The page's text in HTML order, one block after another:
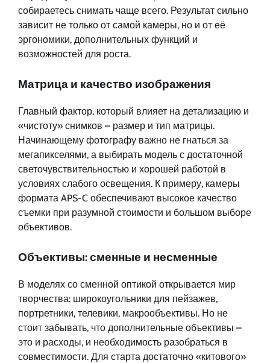
собираетесь снимать чаще всего. Результат сильно
зависит не только от самой камеры, но и от её
эргономики, дополнительных функций и
возможностей для роста.
Матрица и качество изображения
Главный фактор, который влияет на детализацию и
«чистоту» снимков – размер и тип матрицы.
Начинающему фотографу важно не гнаться за
мегапикселями, а выбирать модель с достаточной
светочувствительностью и хорошей работой в
условиях слабого освещения. К примеру, камеры
формата APS-C обеспечивают высокое качество
съемки при разумной стоимости и большом выборе
объективов.
Объективы: сменные и несменные
В моделях со сменной оптикой открывается мир
творчества: широкоугольники для пейзажев,
портретники, телевики, макрообъективы. Но не
стоит забывать, что дополнительные объективы –
это и расходы, и необходимость разобраться в
совместимости. Для старта достаточно «китового»